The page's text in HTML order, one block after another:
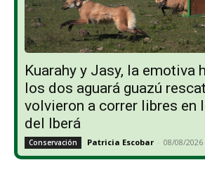
Kuarahy y Jasy, la emotiva
los dos aguará guazú
volvieron a correr libres en
del Iberá
Conservación Patricia Escobar - 08/08/2026